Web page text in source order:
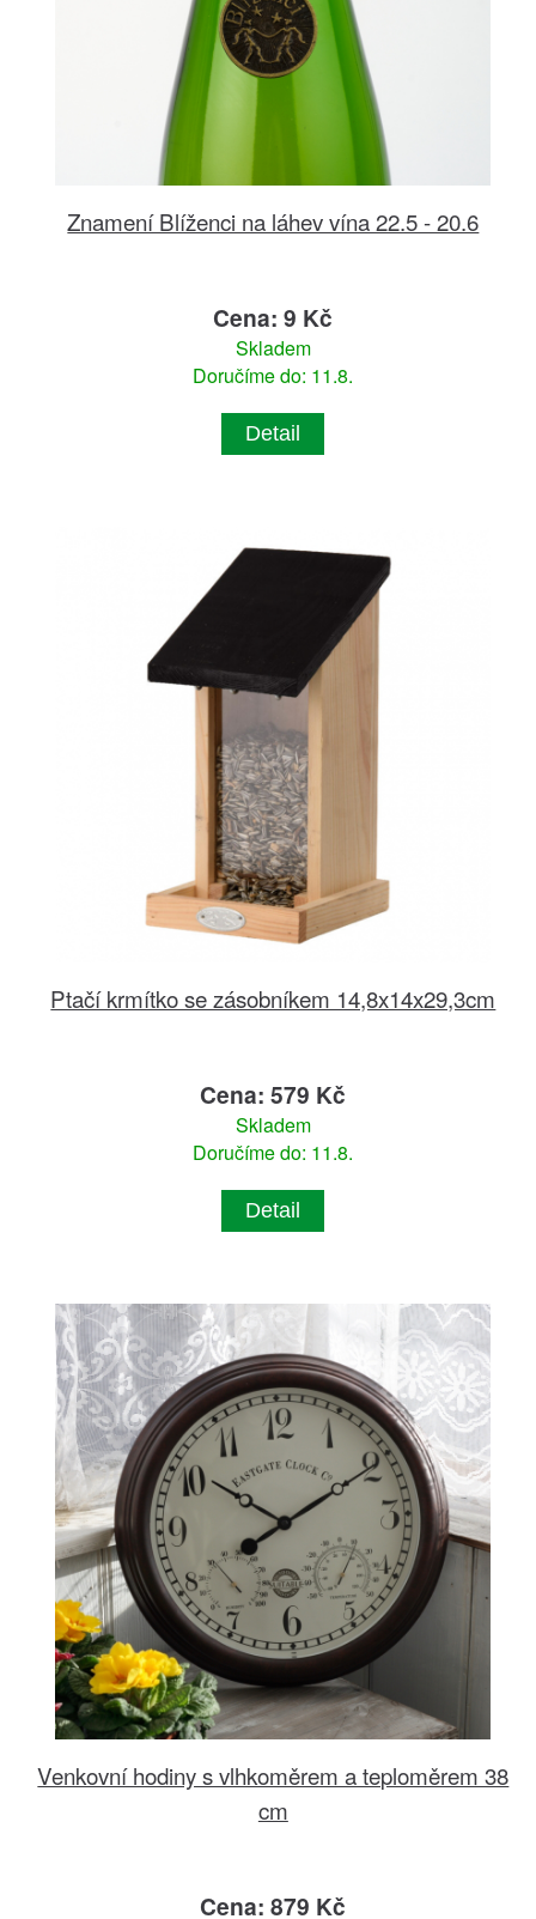
Znamení Blíženci na láhev vína 22.5 - 20.6
Cena: 9 Kč
Skladem
Doručíme do: 11.8.
Detail
Ptačí krmítko se zásobníkem 14,8x14x29,3cm
Cena: 579 Kč
Skladem
Doručíme do: 11.8.
Detail
Venkovní hodiny s vlhkoměrem a teploměrem 38
cm
Cena: 879 Kč